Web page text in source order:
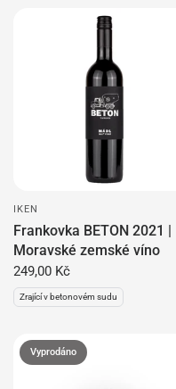
IKEN
Frankovka BETON 2021 |
Moravské zemské víno
249,00 Kč
Zrající v betonovém sudu
Vyprodáno